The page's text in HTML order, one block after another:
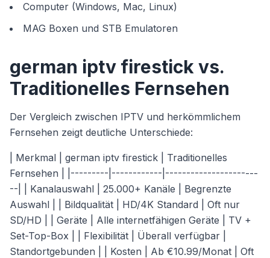
Computer (Windows, Mac, Linux)
MAG Boxen und STB Emulatoren
german iptv firestick vs.
Traditionelles Fernsehen
Der Vergleich zwischen IPTV und herkömmlichem
Fernsehen zeigt deutliche Unterschiede:
| Merkmal | german iptv firestick | Traditionelles
Fernsehen | |---------|------------|----------------------
--| | Kanalauswahl | 25.000+ Kanäle | Begrenzte
Auswahl | | Bildqualität | HD/4K Standard | Oft nur
SD/HD | | Geräte | Alle internetfähigen Geräte | TV +
Set-Top-Box | | Flexibilität | Überall verfügbar |
Standortgebunden | | Kosten | Ab €10.99/Monat | Oft